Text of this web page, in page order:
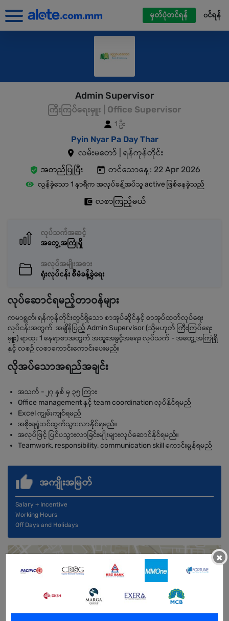
မှတ်ပုံတင်ရန် ၀င်ရန်
Admin Supervisor
ကြီးကြပ်ရေးမှူး | Office Supervisor
1 ဦး
Pyin Nyar Pa Day Thar
လမ်းမတော် | ရန်ကုန်တိုင်း
အတည်ပြုပြီး
တင်သောနေ့: 22 Apr 2026
လွန်ခဲ့သော 1 နာရီက အလုပ်ခန့်အပ်သူ active ဖြစ်နေခဲ့သည်
လစာကြည့်မယ်
လုပ်သက်အဆင့်
အတွေ့အကြုံရှိ
အလုပ်အမျိုးအစား
ရုံးလုပ်ငန်း စီမံခန့်ခွဲရေး
လုပ်ဆောင်ရမည့်တာဝန်များ
ကမာရွတ်၊ ရန်ကုန်တိုင်းတွင်ရှိသော စာအုပ်ဆိုင်နှင့် စာအုပ်ထုတ်လုပ်ရေး
လုပ်ငန်းအတွက် အချိန်ပြည့် Admin Supervisor (သို့မဟုတ် ကြီးကြပ်ရေး
မှူး) ရာထူး 1 နေရာစာအတွက် အထူးအခွင့်အရေး၊ လုပ်သက် - အတွေ့အကြုံရှိ
နှင့် လစဉ် လစာကောင်းကောင်းပေးမည်။
လိုအပ်သောအရည်အချင်း
အသက် - ၂၇ နှစ် မှ ၃၅ ကြား
Office management နှင့် team coordination လုပ်နိုင်ရမည်
Excel ကျွမ်းကျင်ရမည်
အစိုးရရုံး၀င်ထွက်သွားလာနိုင်ရမည်။
အလုပ်ဖြင့် ပြင်ပသွားလာခြင်းမျိူးများလုပ်ဆောင်နိုင်ရမည်။
Teamwork, responsibility, communication skill ကောင်းမွန်ရမည်
အကျိုးအမြတ်
Salary + Incentive
Working Hours
Off Days and Holidays
×